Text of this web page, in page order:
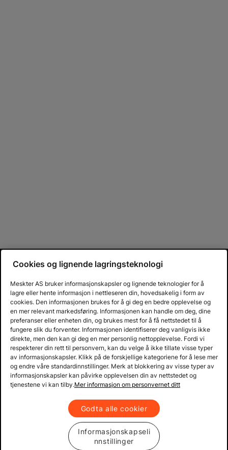
Cookies og lignende lagringsteknologi
Meskter AS bruker informasjonskapsler og lignende teknologier for å
lagre eller hente informasjon i nettleseren din, hovedsakelig i form av
cookies. Den informasjonen brukes for å gi deg en bedre opplevelse og
en mer relevant markedsføring. Informasjonen kan handle om deg, dine
preferanser eller enheten din, og brukes mest for å få nettstedet til å
fungere slik du forventer. Informasjonen identifiserer deg vanligvis ikke
direkte, men den kan gi deg en mer personlig nettopplevelse. Fordi vi
respekterer din rett til personvern, kan du velge å ikke tillate visse typer
av informasjonskapsler. Klikk på de forskjellige kategoriene for å lese mer
og endre våre standardinnstillinger. Merk at blokkering av visse typer av
informasjonskapsler kan påvirke opplevelsen din av nettstedet og
tjenestene vi kan tilby.Mer informasjon om personvernet ditt
Godta alle cookier
Informasjonskapseli
nnstillinger